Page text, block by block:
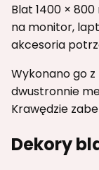
Blat 1400 ×
na monitor,
akcesoria
Wykonano go
dwustronnie
Krawędzie
Dekory